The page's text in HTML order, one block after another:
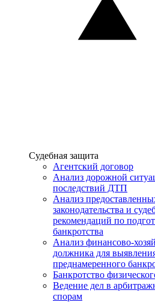
Услуги
Судебная защита
Агентский договор
Анализ дорожной
последствий ДТП
Анализ
законодательства и
рекомендаций по
банкротства
Анализ финансово-
должника для
преднамеренного
Банкротство
Ведение дел в
спорам